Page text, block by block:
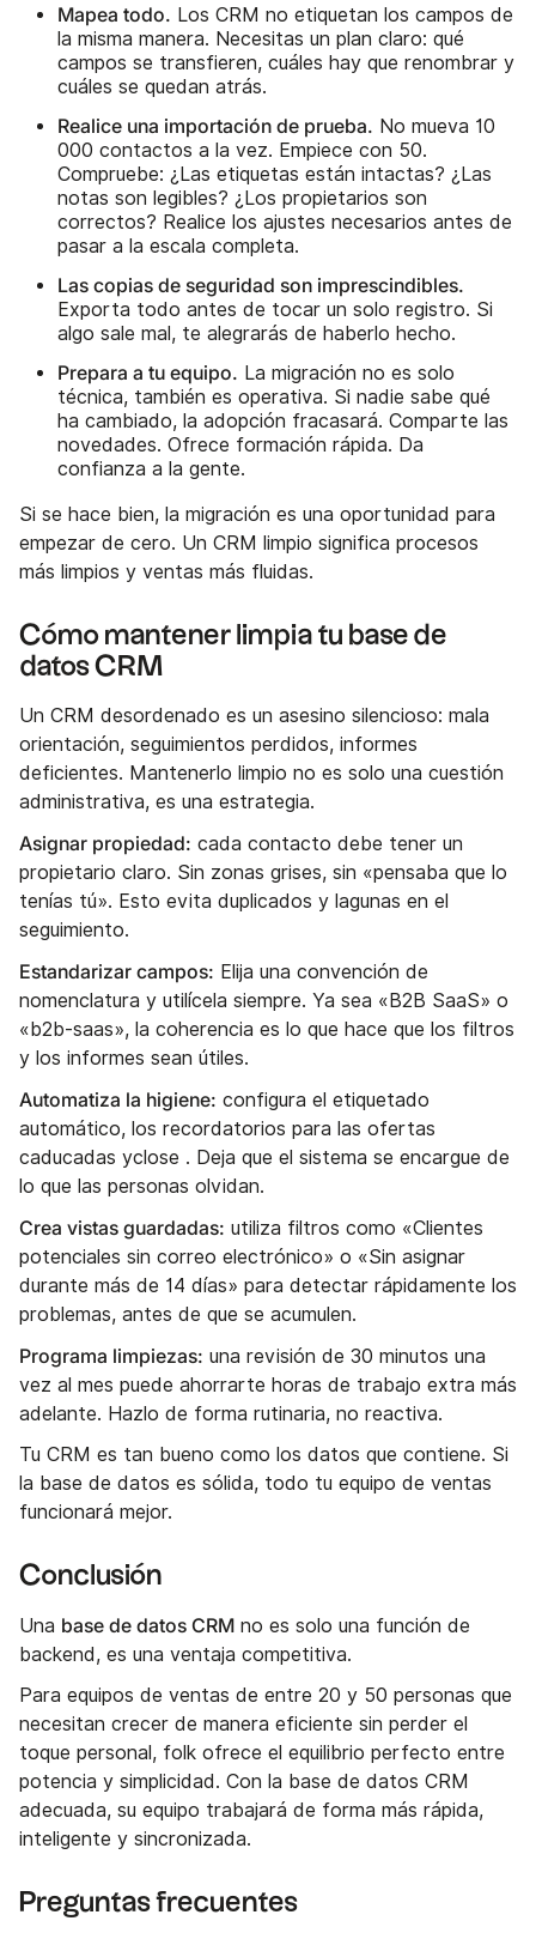
Mapea todo. Los CRM no etiquetan los campos de
la misma manera. Necesitas un plan claro: qué
campos se transfieren, cuáles hay que renombrar y
cuáles se quedan atrás.
Realice una importación de prueba. No mueva 10
000 contactos a la vez. Empiece con 50.
Compruebe: ¿Las etiquetas están intactas? ¿Las
notas son legibles? ¿Los propietarios son
correctos? Realice los ajustes necesarios antes de
pasar a la escala completa.
Las copias de seguridad son imprescindibles.
Exporta todo antes de tocar un solo registro. Si
algo sale mal, te alegrarás de haberlo hecho.
Prepara a tu equipo. La migración no es solo
técnica, también es operativa. Si nadie sabe qué
ha cambiado, la adopción fracasará. Comparte las
novedades. Ofrece formación rápida. Da
confianza a la gente.
Si se hace bien, la migración es una oportunidad para
empezar de cero. Un CRM limpio significa procesos
más limpios y ventas más fluidas.
Cómo mantener limpia tu base de
datos CRM
Un CRM desordenado es un asesino silencioso: mala
orientación, seguimientos perdidos, informes
deficientes. Mantenerlo limpio no es solo una cuestión
administrativa, es una estrategia.
Asignar propiedad: cada contacto debe tener un
propietario claro. Sin zonas grises, sin «pensaba que lo
tenías tú». Esto evita duplicados y lagunas en el
seguimiento.
Estandarizar campos: Elija una convención de
nomenclatura y utilícela siempre. Ya sea «B2B SaaS» o
«b2b-saas», la coherencia es lo que hace que los filtros
y los informes sean útiles.
Automatiza la higiene: configura el etiquetado
automático, los recordatorios para las ofertas
caducadas yclose . Deja que el sistema se encargue de
lo que las personas olvidan.
Crea vistas guardadas: utiliza filtros como «Clientes
potenciales sin correo electrónico» o «Sin asignar
durante más de 14 días» para detectar rápidamente los
problemas, antes de que se acumulen.
Programa limpiezas: una revisión de 30 minutos una
vez al mes puede ahorrarte horas de trabajo extra más
adelante. Hazlo de forma rutinaria, no reactiva.
Tu CRM es tan bueno como los datos que contiene. Si
la base de datos es sólida, todo tu equipo de ventas
funcionará mejor.
Conclusión
Una base de datos CRM no es solo una función de
backend, es una ventaja competitiva.
Para equipos de ventas de entre 20 y 50 personas que
necesitan crecer de manera eficiente sin perder el
toque personal, folk ofrece el equilibrio perfecto entre
potencia y simplicidad. Con la base de datos CRM
adecuada, su equipo trabajará de forma más rápida,
inteligente y sincronizada.
Preguntas frecuentes